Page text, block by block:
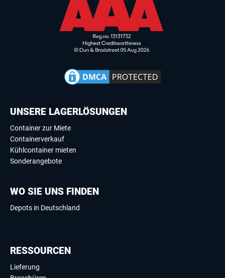
UNSERE LAGERLÖSUNGEN
Container zur Miete
Containerverkauf
Kühlcontainer mieten
Sonderangebote
WO SIE UNS FINDEN
Depots in Deutschland
RESSOURCEN
Lieferung